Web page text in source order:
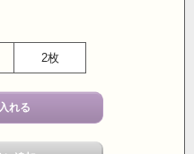
の変化と体温のバランスを適度に
暖かい素材です。さらに汗や老廃物
果もシルクの魅力です。
2枚